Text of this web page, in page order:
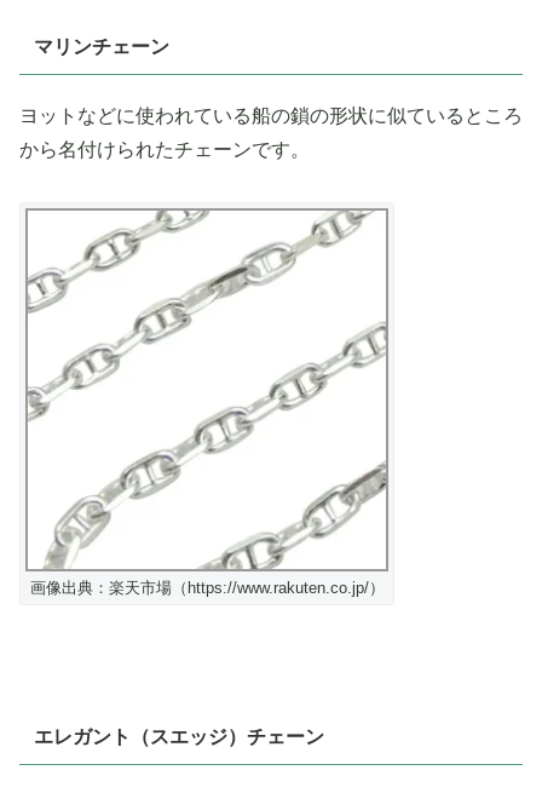
マリンチェーン
ヨットなどに使われている船の鎖の形状に似ているところ
から名付けられたチェーンです。
画像出典：楽天市場（https://www.rakuten.co.jp/）
エレガント（スエッジ）チェーン